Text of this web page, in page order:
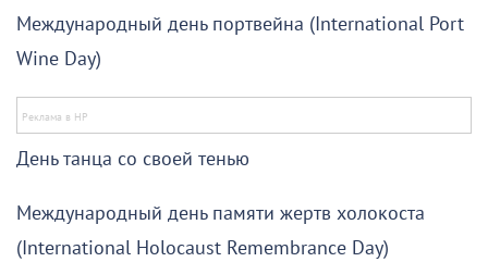
Международный день портвейна (International Port
Wine Day)
День танца со своей тенью
Международный день памяти жертв холокоста
(International Holocaust Remembrance Day)